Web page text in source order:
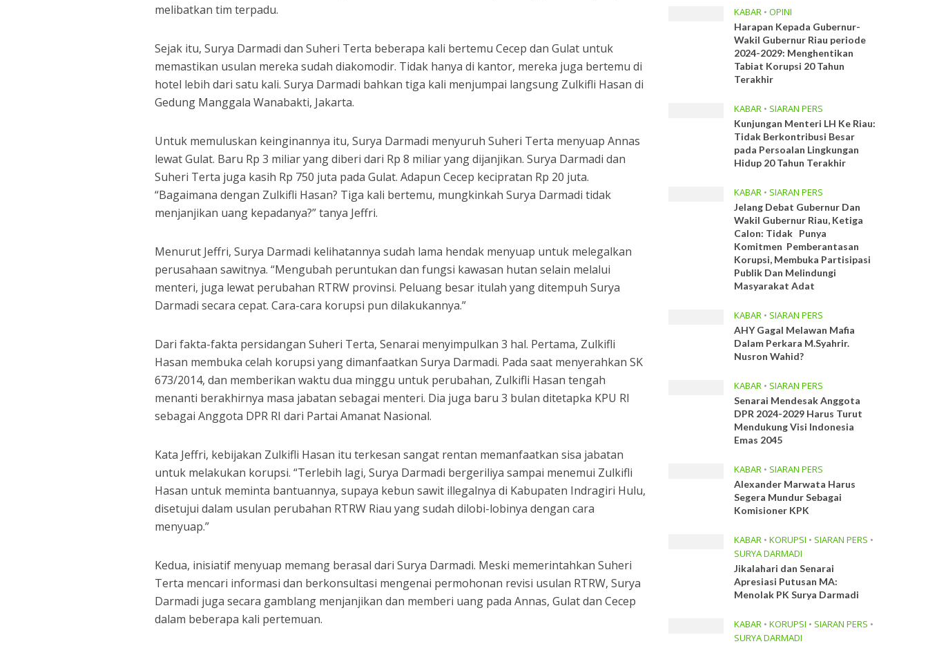
melibatkan tim terpadu.
Sejak itu, Surya Darmadi dan Suheri Terta beberapa kali bertemu Cecep dan Gulat untuk
memastikan usulan mereka sudah diakomodir. Tidak hanya di kantor, mereka juga bertemu di
hotel lebih dari satu kali. Surya Darmadi bahkan tiga kali menjumpai langsung Zulkifli Hasan di
Gedung Manggala Wanabakti, Jakarta.
Untuk memuluskan keinginannya itu, Surya Darmadi menyuruh Suheri Terta menyuap Annas
lewat Gulat. Baru Rp 3 miliar yang diberi dari Rp 8 miliar yang dijanjikan. Surya Darmadi dan
Suheri Terta juga kasih Rp 750 juta pada Gulat. Adapun Cecep kecipratan Rp 20 juta.
“Bagaimana dengan Zulkifli Hasan? Tiga kali bertemu, mungkinkah Surya Darmadi tidak
menjanjikan uang kepadanya?” tanya Jeffri.
Menurut Jeffri, Surya Darmadi kelihatannya sudah lama hendak menyuap untuk melegalkan
perusahaan sawitnya. “Mengubah peruntukan dan fungsi kawasan hutan selain melalui
menteri, juga lewat perubahan RTRW provinsi. Peluang besar itulah yang ditempuh Surya
Darmadi secara cepat. Cara-cara korupsi pun dilakukannya.”
Dari fakta-fakta persidangan Suheri Terta, Senarai menyimpulkan 3 hal. Pertama, Zulkifli
Hasan membuka celah korupsi yang dimanfaatkan Surya Darmadi. Pada saat menyerahkan SK
673/2014, dan memberikan waktu dua minggu untuk perubahan, Zulkifli Hasan tengah
menanti berakhirnya masa jabatan sebagai menteri. Dia juga baru 3 bulan ditetapka KPU RI
sebagai Anggota DPR RI dari Partai Amanat Nasional.
Kata Jeffri, kebijakan Zulkifli Hasan itu terkesan sangat rentan memanfaatkan sisa jabatan
untuk melakukan korupsi. “Terlebih lagi, Surya Darmadi bergeriliya sampai menemui Zulkifli
Hasan untuk meminta bantuannya, supaya kebun sawit illegalnya di Kabupaten Indragiri Hulu,
disetujui dalam usulan perubahan RTRW Riau yang sudah dilobi-lobinya dengan cara
menyuap.”
Kedua, inisiatif menyuap memang berasal dari Surya Darmadi. Meski memerintahkan Suheri
Terta mencari informasi dan berkonsultasi mengenai permohonan revisi usulan RTRW, Surya
Darmadi juga secara gamblang menjanjikan dan memberi uang pada Annas, Gulat dan Cecep
dalam beberapa kali pertemuan.
KABAR • OPINI
Harapan Kepada Gubernur-
Wakil Gubernur Riau periode
2024-2029: Menghentikan
Tabiat Korupsi 20 Tahun
Terakhir
KABAR • SIARAN PERS
Kunjungan Menteri LH Ke Riau:
Tidak Berkontribusi Besar
pada Persoalan Lingkungan
Hidup 20 Tahun Terakhir
KABAR • SIARAN PERS
Jelang Debat Gubernur Dan
Wakil Gubernur Riau, Ketiga
Calon: Tidak Punya
Komitmen Pemberantasan
Korupsi, Membuka Partisipasi
Publik Dan Melindungi
Masyarakat Adat
KABAR • SIARAN PERS
AHY Gagal Melawan Mafia
Dalam Perkara M.Syahrir.
Nusron Wahid?
KABAR • SIARAN PERS
Senarai Mendesak Anggota
DPR 2024-2029 Harus Turut
Mendukung Visi Indonesia
Emas 2045
KABAR • SIARAN PERS
Alexander Marwata Harus
Segera Mundur Sebagai
Komisioner KPK
KABAR • KORUPSI • SIARAN PERS •
SURYA DARMADI
Jikalahari dan Senarai
Apresiasi Putusan MA:
Menolak PK Surya Darmadi
KABAR • KORUPSI • SIARAN PERS •
SURYA DARMADI